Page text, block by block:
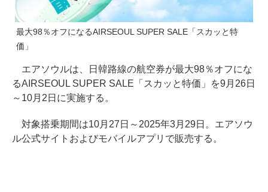
最大98％オフになるAIRSEOUL SUPER SALE「スカッと特
価」
エアソウルは、日韓路線の航空券が最大98％オフにな
るAIRSEOUL SUPER SALE「スカッと特価」を9月26日
～10月2日に実施する。
対象搭乗期間は10月27日～2025年3月29日。エアソウ
ル公式サイトおよびモバイルアプリで販売する。